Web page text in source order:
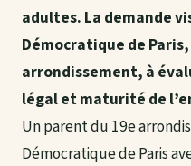
adultes. La demande
Démocratique de
arrondissement, à
légal et maturité de
Un parent du 19e
Démocratique de Paris